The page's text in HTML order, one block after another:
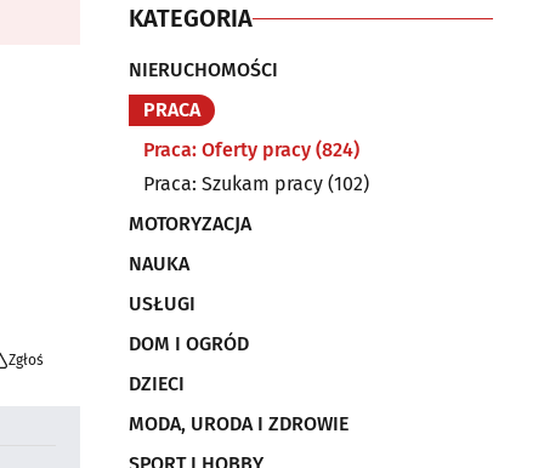
Zgłoś
KATEGORIA
NIERUCHOMOŚCI
PRACA
Praca: Oferty pracy (824)
Praca: Szukam pracy (102)
MOTORYZACJA
NAUKA
USŁUGI
DOM I OGRÓD
DZIECI
MODA, URODA I ZDROWIE